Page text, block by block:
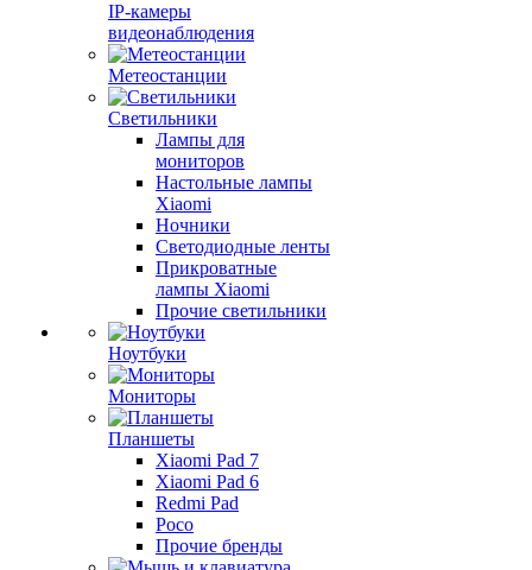
IP-камеры
видеонаблюдения
Метеостанции
Светильники
Лампы для
мониторов
Настольные лампы
Xiaomi
Ночники
Светодиодные ленты
Прикроватные
лампы Xiaomi
Прочие светильники
Ноутбуки
Мониторы
Планшеты
Xiaomi Pad 7
Xiaomi Pad 6
Redmi Pad
Poco
Прочие бренды